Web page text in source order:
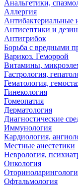
Анальгетики,
Аллергия
Антибактериальные
Антисептики и
Антигрибок
Борьба с вредными
Варикоз. Геморрой
Витамины,
Гастрология,
Гематология,
Гинекология
Гомеопатия
Дерматология
Диагностические
Иммунология
Кардиология,
Местные анестетики
Неврология,
Онкология
Офтальмология